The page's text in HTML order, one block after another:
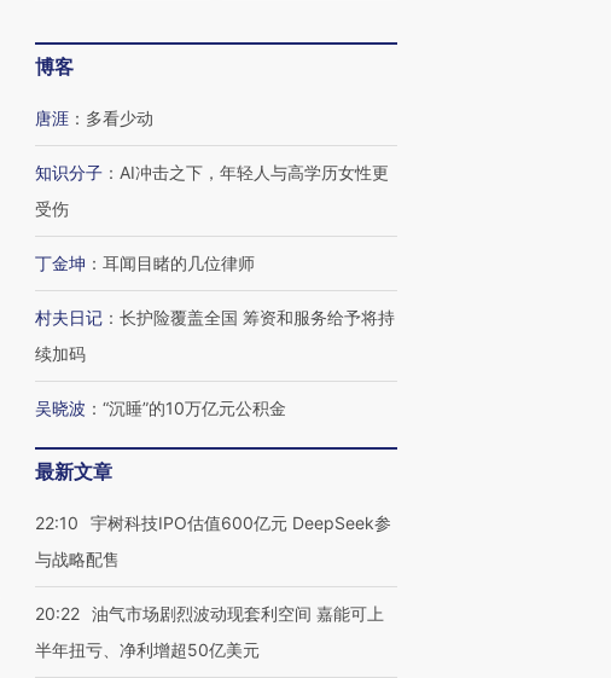
博客
唐涯 ： 多看少动
知识分子 ： AI冲击之下，年轻人与高学历女性更
受伤
丁金坤 ： 耳闻目睹的几位律师
村夫日记 ： 长护险覆盖全国 筹资和服务给予将持
续加码
吴晓波 ： “沉睡”的10万亿元公积金
最新文章
22:10
宇树科技IPO估值600亿元 DeepSeek参
与战略配售
20:22 油气市场剧烈波动现套利空间 嘉能可上
半年扭亏、净利增超50亿美元